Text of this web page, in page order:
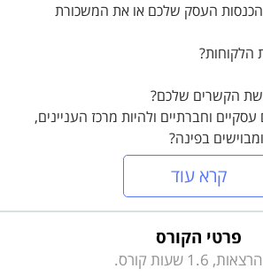
הכנסות העסק שלכם או את המשכורת
הלקוחות?
הקשרים שלכם?
וחברתיים ולהיות מרכז העניינים,
בפינה?
תמצאו את התשובות לשאלות אלו!יצא לכם
הוא מצליח, אבל מה הפלא, יש לו המון
עסקי מבלי להכיר אף אחד? וכשיצאתם
אף אחד?
קרא עוד
פרטי הקורס